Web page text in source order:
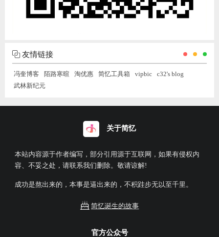
友情链接
冯奎博客 陌路寒暄 淘优惠 简忆工具箱 vipbic
c32's blog
武林新纪元
关于简忆
本站内容源于作者编写，部分引用源于互联网，如果有侵权内
容、不妥之处，请联系我们删除。敬请谅解!
成功是熬出来的，本事是逼出来的，不积跬步无以至千里。
简忆诞生的故事
官方公众号